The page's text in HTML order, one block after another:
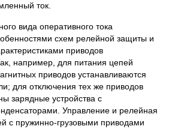
ток.
вида оперативного тока
схем релейной защиты и
приводов
например, для питания це­пей
приводов устанавливаются
для отключения тех же приводов
зарядные устройства с
Управление и релейная
с пружинно-грузовыми приводами